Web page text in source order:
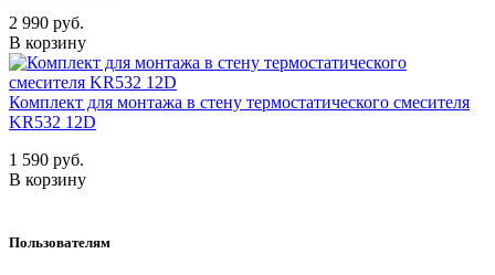
2 990 руб.
В корзину
Комплект для монтажа в стену термостатического смесителя
KR532 12D
1 590 руб.
В корзину
Пользователям